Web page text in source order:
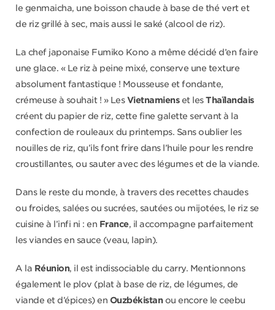
le genmaicha, une boisson chaude à base de thé vert et
de riz grillé à sec, mais aussi le saké (alcool de riz).
La chef japonaise Fumiko Kono a même décidé d’en faire
une glace. « Le riz à peine mixé, conserve une texture
absolument fantastique ! Mousseuse et fondante,
crémeuse à souhait ! » LesVietnamienset lesThaïlandais
créent du papier de riz, cette fine galette servant à la
confection de rouleaux du printemps. Sans oublier les
nouilles de riz, qu’ils font frire dans l’huile pour les rendre
croustillantes, ou sauter avec des légumes et de la viande.
Dans le reste du monde, à travers des recettes chaudes
ou froides, salées ou sucrées, sautées ou mijotées, le riz se
cuisine à l’infi ni : en France, il accompagne parfaitement
les viandes en sauce (veau, lapin).
A la Réunion, il est indissociable du carry. Mentionnons
également le plov (plat à base de riz, de légumes, de
viande et d’épices) en Ouzbékistanou encore le ceebu